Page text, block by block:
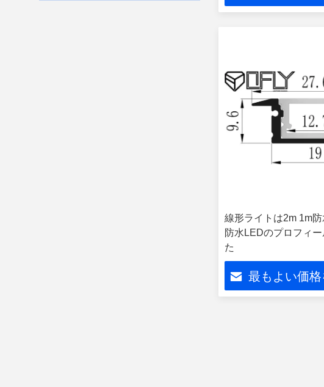
線形ライトは2m 1m
防水LEDのプロフィ
た
最もよい価